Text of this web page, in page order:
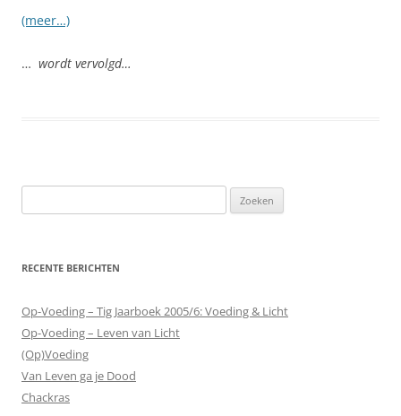
(meer…)
… wordt vervolgd…
naar:
RECENTE BERICHTEN
Op-Voeding – Tig Jaarboek 2005/6: Voeding & Licht
Op-Voeding – Leven van Licht
(Op)Voeding
Van Leven ga je Dood
Chackras